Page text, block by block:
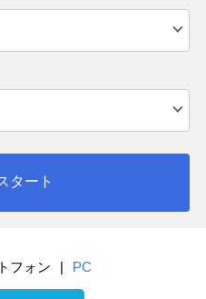
タート
フォン | PC